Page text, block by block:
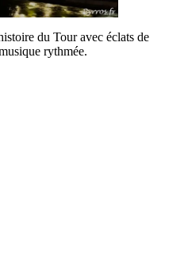
du Tour avec éclats de
rythmée.